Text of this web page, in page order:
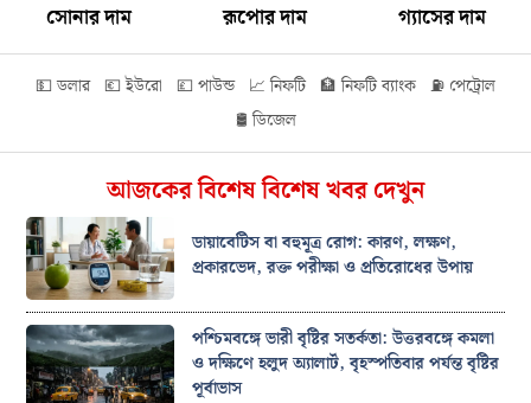
সোনার দাম রূপোর দাম গ্যাসের দাম
💵 ডলার 💶 ইউরো 💷 পাউন্ড 📈 নিফটি 🏦 নিফটি ব্যাংক ⛽ পেট্রোল
🛢️ ডিজেল
আজকের বিশেষ বিশেষ খবর দেখুন
ডায়াবেটিস বা বহুমূত্র রোগ: কারণ, লক্ষণ,
প্রকারভেদ, রক্ত পরীক্ষা ও প্রতিরোধের উপায়
পশ্চিমবঙ্গে ভারী বৃষ্টির সতর্কতা: উত্তরবঙ্গে কমলা
ও দক্ষিণে হলুদ অ্যালার্ট, বৃহস্পতিবার পর্যন্ত বৃষ্টির
পূর্বাভাস